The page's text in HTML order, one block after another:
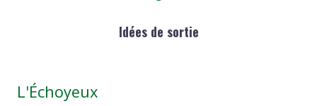
Idées de sortie
L'Échoyeux